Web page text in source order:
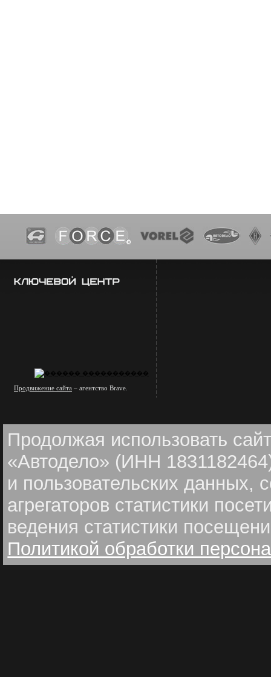
Продвижение сайта – агентство Brave.
Продолжая использовать
«Автодело» (ИНН
и пользовательских данных,
агрегаторов статистики
ведения статистики
Политикой обработки